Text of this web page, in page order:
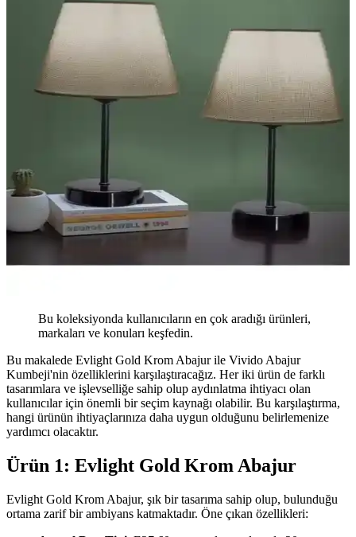
Bu koleksiyonda kullanıcıların en çok aradığı ürünleri,
markaları ve konuları keşfedin.
Bu makalede Evlight Gold Krom Abajur ile Vivido Abajur
Kumbeji'nin özelliklerini karşılaştıracağız. Her iki ürün de farklı
tasarımlara ve işlevselliğe sahip olup aydınlatma ihtiyacı olan
kullanıcılar için önemli bir seçim kaynağı olabilir. Bu karşılaştırma,
hangi ürünün ihtiyaçlarınıza daha uygun olduğunu belirlemenize
yardımcı olacaktır.
Ürün 1: Evlight Gold Krom Abajur
Evlight Gold Krom Abajur, şık bir tasarıma sahip olup, bulunduğu
ortama zarif bir ambiyans katmaktadır. Öne çıkan özellikleri: